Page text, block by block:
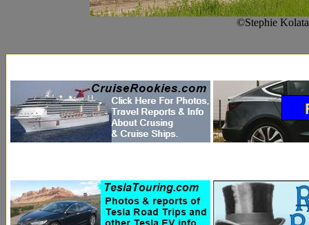
©Stephie